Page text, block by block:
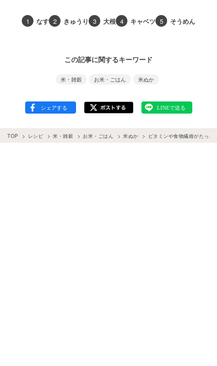
1 なす 2 きゅうり 3 大根 4 キャベツ 5 そうめん
この記事に関するキーワード
米・雑穀 お米・ごはん 米ぬか
TOP レシピ 米・雑穀 お米・ごはん 米ぬか ビタミンや食物繊維がたっ